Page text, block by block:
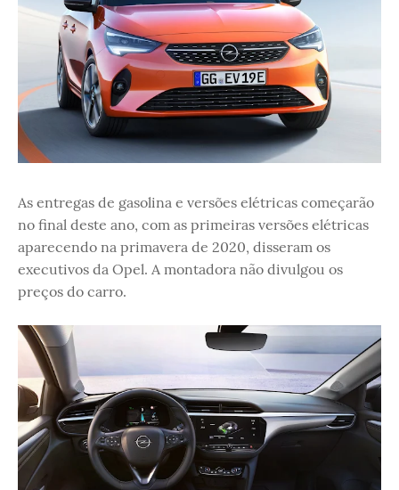
As entregas de gasolina e versões elétricas começarão
no final deste ano, com as primeiras versões elétricas
aparecendo na primavera de 2020, disseram os
executivos da Opel. A montadora não divulgou os
preços do carro.